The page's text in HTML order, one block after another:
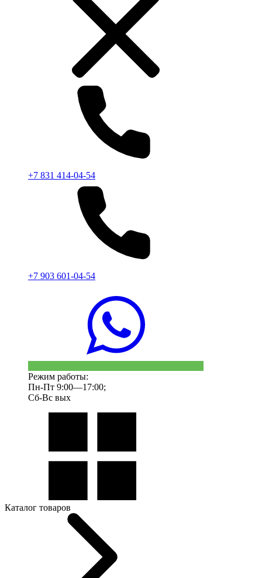
+7 831 414-04-54
+7 903 601-04-54
Режим работы:
Пн-Пт 9:00—17:00;
Сб-Вс вых
Каталог товаров